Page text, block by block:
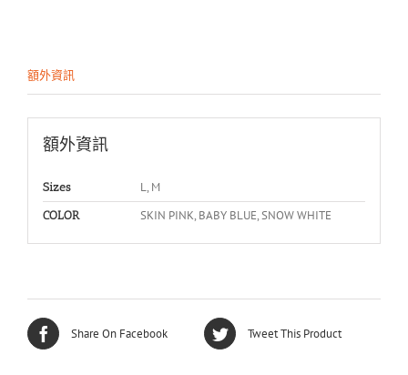
額外資訊
額外資訊
Sizes L, M
COLOR SKIN PINK, BABY BLUE, SNOW WHITE
Share On Facebook Tweet This Product